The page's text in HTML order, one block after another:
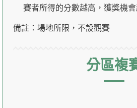
賽者所得的分數越高，獲獎機會
備註：場地所限，不設觀賽
分區複